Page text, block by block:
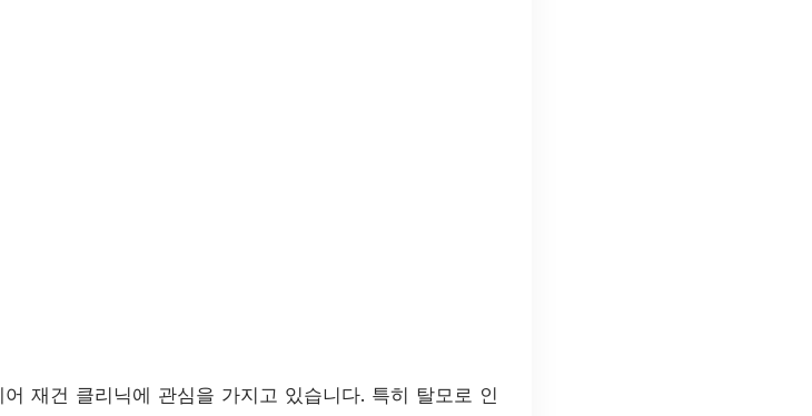
어 재건 클리닉에 관심을 가지고 있습니다. 특히 탈모로 인